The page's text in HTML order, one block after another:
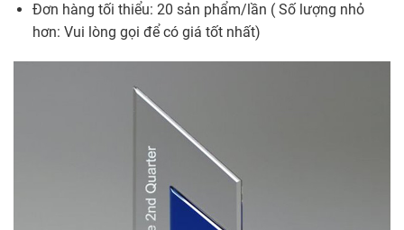
Đơn hàng tối thiểu: 20 sản phẩm/lần ( Số lượng nhỏ
hơn: Vui lòng gọi để có giá tốt nhất)